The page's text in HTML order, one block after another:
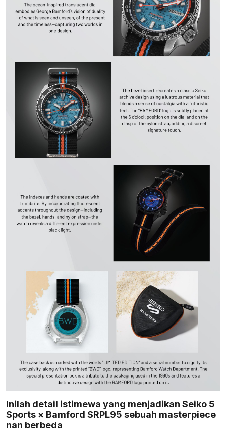
Inilah detail istimewa yang menjadikan Seiko 5
Sports × Bamford SRPL95 sebuah masterpiece
nan berbeda